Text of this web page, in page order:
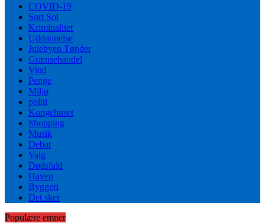
COVID-19
Sort Sol
Kriminalitet
Uddannelse
Julebyen Tønder
Grænsehandel
Vind
Penge
Miljø
politi
Kongehuset
Shopping
Musik
Debat
Valg
Dødsfald
Haven
Byggeri
Det sker
Populære emner